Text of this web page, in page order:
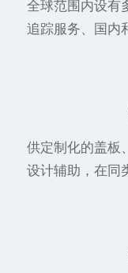
全球范围内设有
追踪服务、国内
供定制化的盖板
设计辅助，在同